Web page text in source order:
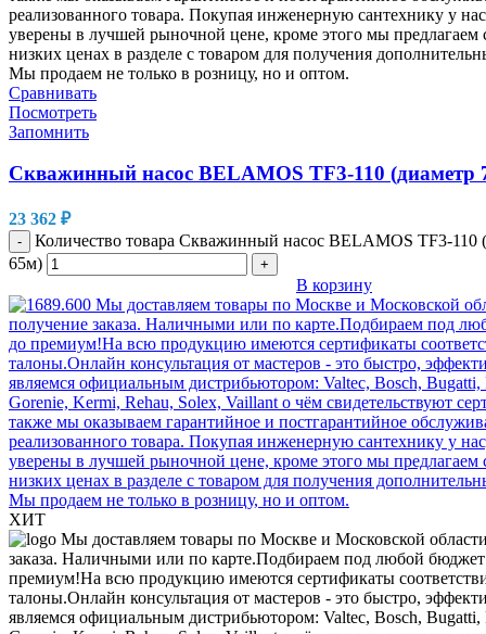
Сравнивать
Посмотреть
Запомнить
Скважинный насос BELAMOS TF3-110 (диаметр
23 362 ₽
-
Количество товара Скважинный насос BELAMOS TF3-110
65м)
+
В корзину
ХИТ